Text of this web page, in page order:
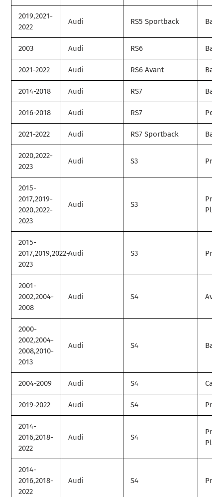
2019,2021-
2022
Audi RS5 Sportback Base
2003 Audi RS6 Base
2021-2022 Audi RS6 Avant Base
2014-2018 Audi RS7 Base
2016-2018 Audi RS7
2021-2022 Audi RS7 Sportback Base
2020,2022-
2023
Audi S3
2015-
2017,2019-
2020,2022-
2023
Audi S3
Plus
2015-
2017,2019,2022-
2023
Audi S3
2001-
2002,2004-
2008
Audi S4
2000-
2002,2004-
2008,2010-
2013
Audi S4 Base
2004-2009 Audi S4
2019-2022 Audi S4
2014-
2016,2018-
2022
Audi S4
Plus
2014-
2016,2018-
2022
Audi S4